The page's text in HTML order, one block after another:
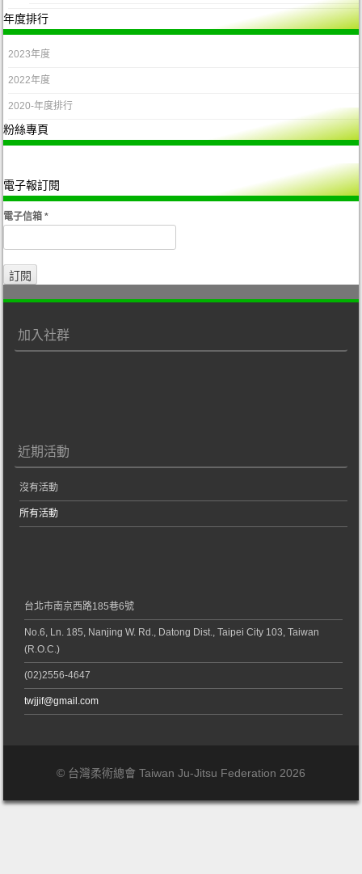
年度排行
2023年度
2022年度
2020-年度排行
粉絲專頁
電子報訂閱
電子信箱*
加入社群
近期活動
沒有活動
所有活動
台北市南京西路185巷6號
No.6, Ln. 185, Nanjing W. Rd., Datong Dist., Taipei City 103, Taiwan
(R.O.C.)
(02)2556-4647
twjjif@gmail.com
© 台灣柔術總會 Taiwan Ju-Jitsu Federation 2026